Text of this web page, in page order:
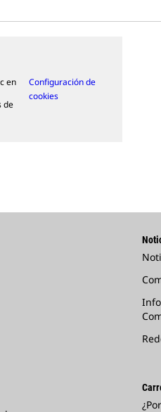
en
de
Configuración de
cookies